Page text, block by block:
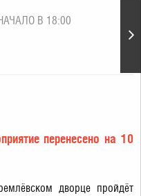
В 18:00
перенесено на 10
дворце пройдёт